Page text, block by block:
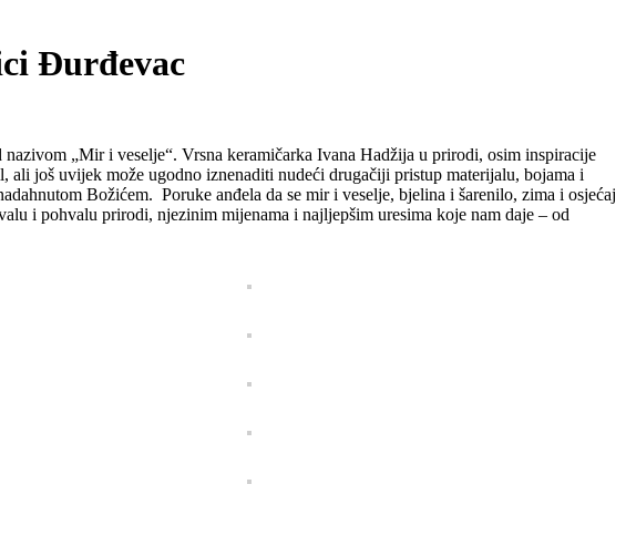
Đurđevac
„Mir i veselje“. Vrsna keramičarka Ivana Hadžija u prirodi, osim inspiracije
još uvijek može ugodno iznenaditi nudeći drugačiji pristup materijalu, bojama i
Božićem. Poruke anđela da se mir i veselje, bjelina i šarenilo, zima i osjećaj
i pohvalu prirodi, njezinim mijenama i najljepšim uresima koje nam daje – od